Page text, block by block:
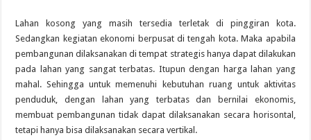
Lahan kosong yang masih tersedia terletak di pinggiran kota.
Sedangkan kegiatan ekonomi berpusat di tengah kota. Maka apabila
pembangunan dilaksanakan di tempat strategis hanya dapat dilakukan
pada lahan yang sangat terbatas. Itupun dengan harga lahan yang
mahal. Sehingga untuk memenuhi kebutuhan ruang untuk aktivitas
penduduk, dengan lahan yang terbatas dan bernilai ekonomis,
membuat pembangunan tidak dapat dilaksanakan secara horisontal,
tetapi hanya bisa dilaksanakan secara vertikal.